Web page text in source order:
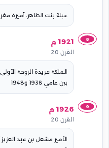
عبلة بنت الطاهر، أميرة
8 1921 م
القرن 20
الملكة فريدة الزوجة
بين عامي 1938 و1948
9 1926 م
القرن 20
الأمير مشعل بن عبد